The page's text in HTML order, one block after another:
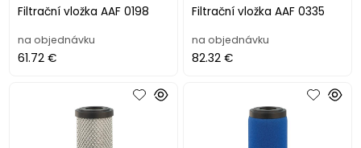
Filtrační vložka AAF 0198
na objednávku
61.72 €
Filtrační vložka AAF 0335
na objednávku
82.32 €